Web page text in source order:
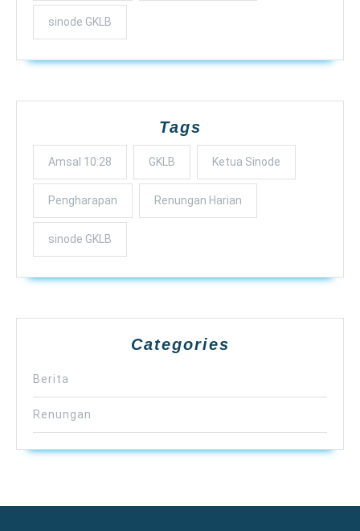
sinode GKLB
Tags
Amsal 10:28 GKLB Ketua Sinode
Pengharapan Renungan Harian
sinode GKLB
Categories
Berita
Renungan